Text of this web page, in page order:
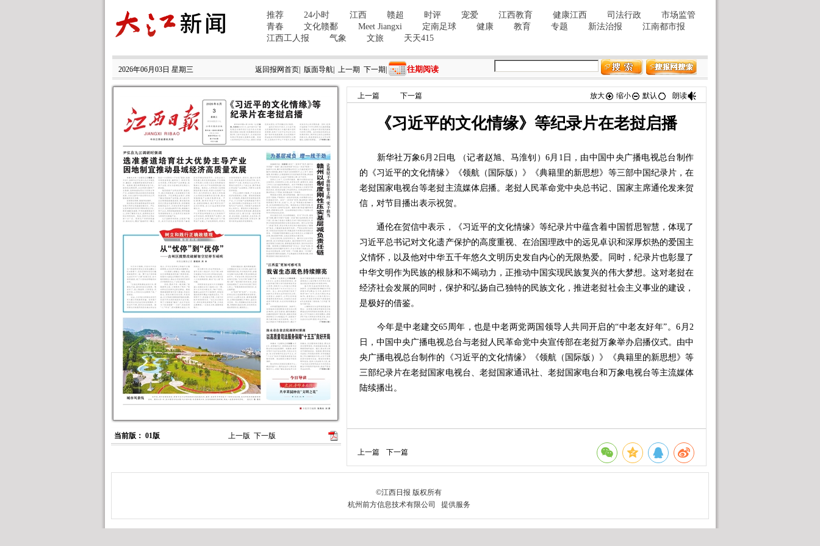
2026年06月03日 星期三 返回报网首页 版面导航 上一期 下一期 往期阅读
当前版： 01版 上一版 下一版
上一篇 下一篇 放大 缩小 默认 朗读
《习近平的文化情缘》等纪录片在老挝启播
新华社万象6月2日电 （记者赵旭、马淮钊）6月1日，由中国中央广播电视总台制作
的《习近平的文化情缘》《领航（国际版）》《典籍里的新思想》等三部中国纪录片，在
老挝国家电视台等老挝主流媒体启播。老挝人民革命党中央总书记、国家主席通伦发来贺
信，对节目播出表示祝贺。
通伦在贺信中表示，《习近平的文化情缘》等纪录片中蕴含着中国哲思智慧，体现了
习近平总书记对文化遗产保护的高度重视、在治国理政中的远见卓识和深厚炽热的爱国主
义情怀，以及他对中华五千年悠久文明历史发自内心的无限热爱。同时，纪录片也彰显了
中华文明作为民族的根脉和不竭动力，正推动中国实现民族复兴的伟大梦想。这对老挝在
经济社会发展的同时，保护和弘扬自己独特的民族文化，推进老挝社会主义事业的建设，
是极好的借鉴。
今年是中老建交65周年，也是中老两党两国领导人共同开启的“中老友好年”。6月2
日，中国中央广播电视总台与老挝人民革命党中央宣传部在老挝万象举办启播仪式。由中
央广播电视总台制作的《习近平的文化情缘》《领航（国际版）》《典籍里的新思想》等
三部纪录片在老挝国家电视台、老挝国家通讯社、老挝国家电台和万象电视台等主流媒体
陆续播出。
上一篇 下一篇